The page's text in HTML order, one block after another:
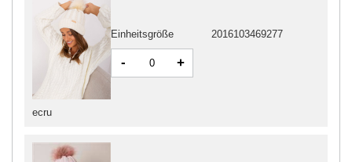
ecru
Einheitsgröße 2016103469277
- +